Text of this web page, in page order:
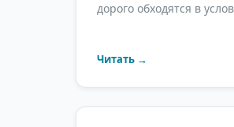
дорого обходятся в
Читать →